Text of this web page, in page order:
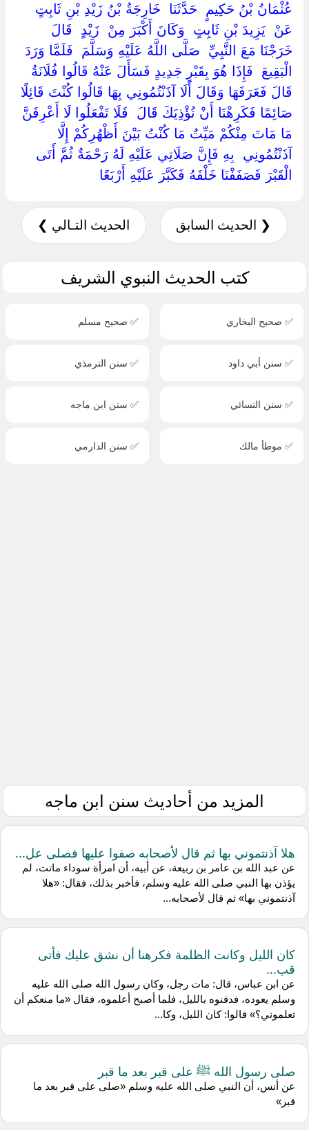
‏عُثْمَانُ بْنُ حَكِيمٍ ‏ ‏حَدَّثَنَا ‏ ‏خَارِجَةُ بْنُ زَيْدِ بْنِ ثَابِتٍ ‏
‏عَنْ ‏ ‏يَزِيدَ بْنِ ثَابِتٍ ‏ ‏وَكَانَ أَكْبَرَ مِنْ ‏ ‏زَيْدٍ ‏ ‏قَالَ ‏
‏خَرَجْنَا مَعَ النَّبِيِّ ‏ ‏صَلَّى اللَّهُ عَلَيْهِ وَسَلَّمَ ‏ ‏فَلَمَّا وَرَدَ ‏
‏الْبَقِيعَ ‏ ‏فَإِذَا هُوَ بِقَبْرٍ جَدِيدٍ فَسَأَلَ عَنْهُ قَالُوا فُلَانَةُ
قَالَ فَعَرَفَهَا وَقَالَ أَلَا آذَنْتُمُونِي بِهَا قَالُوا كُنْتَ قَائِلًا
صَائِمًا فَكَرِهْنَا أَنْ نُؤْذِيَكَ قَالَ ‏ ‏فَلَا تَفْعَلُوا لَا أَعْرِفَنَّ
مَا مَاتَ مِنْكُمْ مَيِّتٌ مَا كُنْتُ بَيْنَ أَظْهُرِكُمْ إِلَّا ‏
‏آذَنْتُمُونِي ‏ ‏بِهِ فَإِنَّ صَلَاتِي عَلَيْهِ لَهُ رَحْمَةٌ ثُمَّ أَتَى
الْقَبْرَ فَصَفَفْنَا خَلْفَهُ فَكَبَّرَ عَلَيْهِ أَرْبَعًا ‏
❮ الحديث السابق الحديث التـالي ❯
كتب الحديث النبوي الشريف
✅ صحيح البخاري ✅ صحيح مسلم
✅ سنن أبي داود ✅ سنن الترمذي
✅ سنن النسائي ✅ سنن ابن ماجه
✅ موطأ مالك ✅ سنن الدارمي
المزيد من أحاديث سنن ابن ماجه
هلا آذنتموني بها ثم قال لأصحابه صفوا عليها فصلى عل...
عن عبد الله بن عامر بن ربيعة، عن أبيه، أن امرأة سوداء ماتت، لم
يؤذن بها النبي صلى الله عليه وسلم، فأخبر بذلك، فقال: «هلا
آذنتموني بها» ثم قال لأصحابه...
كان الليل وكانت الظلمة فكرهنا أن نشق عليك فأتى
قب...
عن ابن عباس، قال: مات رجل، وكان رسول الله صلى الله عليه
وسلم يعوده، فدفنوه بالليل، فلما أصبح أعلموه، فقال «ما منعكم أن
تعلموني؟» قالوا: كان الليل، وكا...
صلى رسول الله ﷺ على قبر بعد ما قبر
عن أنس، أن النبي صلى الله عليه وسلم «صلى على قبر بعد ما
قبر»